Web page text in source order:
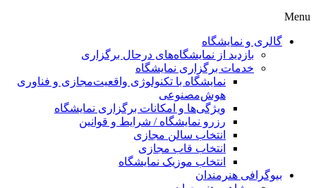
Menu
گالری و نمایشگاه
بازدید از نمایشگاه‌های درحال برگزاری
خدمات برگزاری نمایشگاه
نمایشگاه با تکنولوژی واقعیت‌مجازی و فناوری
هوش‌مصنوعی
ویژگی‌ها و امکانات برگزاری نمایشگاه
رزرو نمایشگاه / شرایط و قوانین
انتخاب سالن مجازی
انتخاب قاب مجازی
انتخاب موزیک نمایشگاه
بیوگرافی هنرمندان